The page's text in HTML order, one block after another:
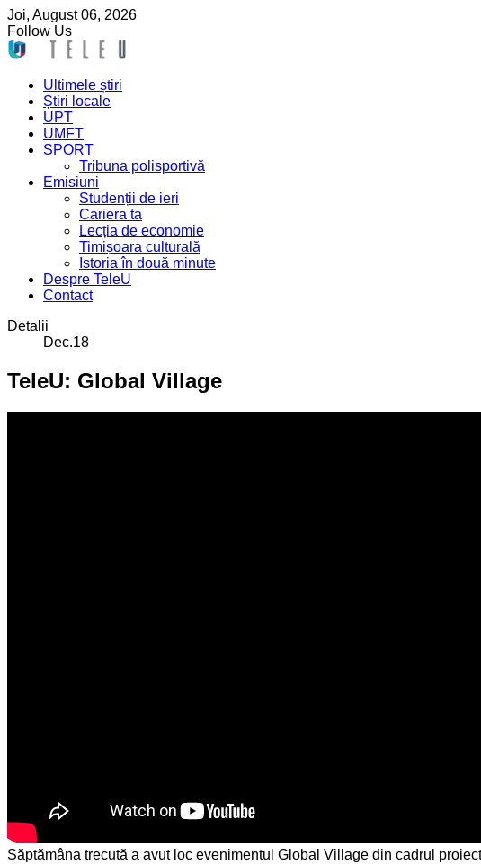
Joi, August06, 2026
Follow Us
Ultimele știri
Știri locale
UPT
UMFT
SPORT
Tribuna polisportivă
Emisiuni
Studenții de ieri
Cariera ta
Lecția de economie
Timișoara culturală
Istoria în două minute
Despre TeleU
Contact
Detalii
Dec.18
TeleU: Global Village
Săptămâna trecută a avut loc evenimentul Global Village din cadrul